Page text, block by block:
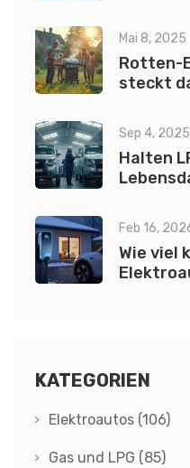
Mai 8, 2025
Rotten-
steckt
Sep 4, 2025
Halten
Feb 16,
Wie viel
KATEGORIEN
Elektroautos (106)
Gas und LPG (85)